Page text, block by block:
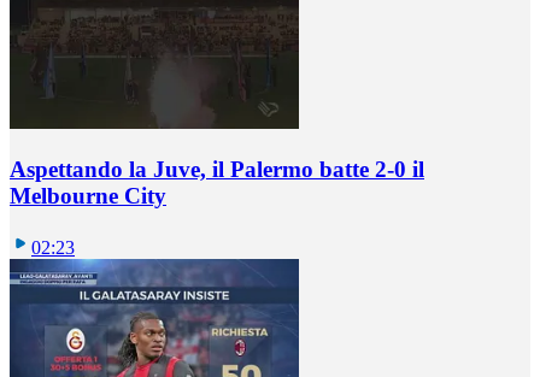
Aspettando la Juve, il Palermo batte 2-0 il
Melbourne City
02:23